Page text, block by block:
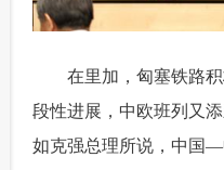
在里加，匈塞铁路积
段性进展，中欧班列又
如克强总理所说，中国